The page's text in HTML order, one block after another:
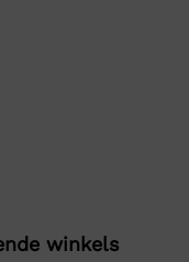
winkels